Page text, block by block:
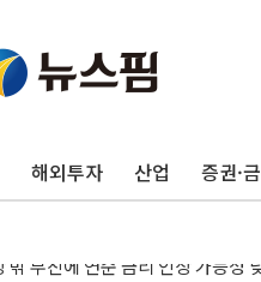
해외투자 산업 증권·
금리 인상 우려 후퇴…S&P500 최
임 재추진…"26일까지 의혹 소명"